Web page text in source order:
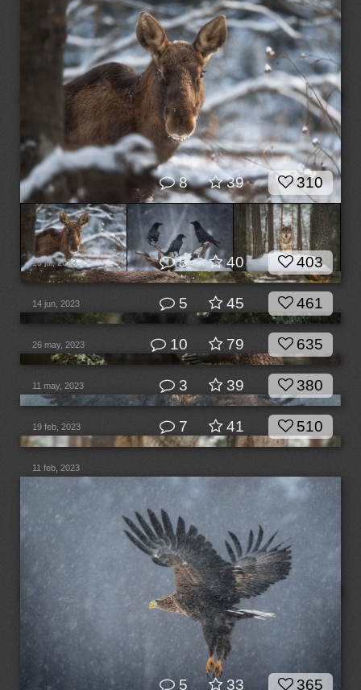
8 39 310
19 jul, 2023 5 40 403
14 jun, 2023 5 45 461
26 may, 2023 10 79 635
11 may, 2023 3 39 380
19 feb, 2023 7 41 510
11 feb, 2023
5 33 365